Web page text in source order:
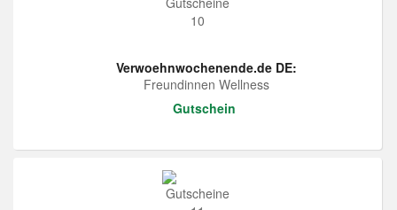
Verwoehnwochenende.de DE:
Freundinnen Wellness
Gutschein